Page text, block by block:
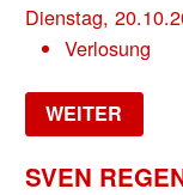
Dienstag,
Verlosung
WEITER
SVEN